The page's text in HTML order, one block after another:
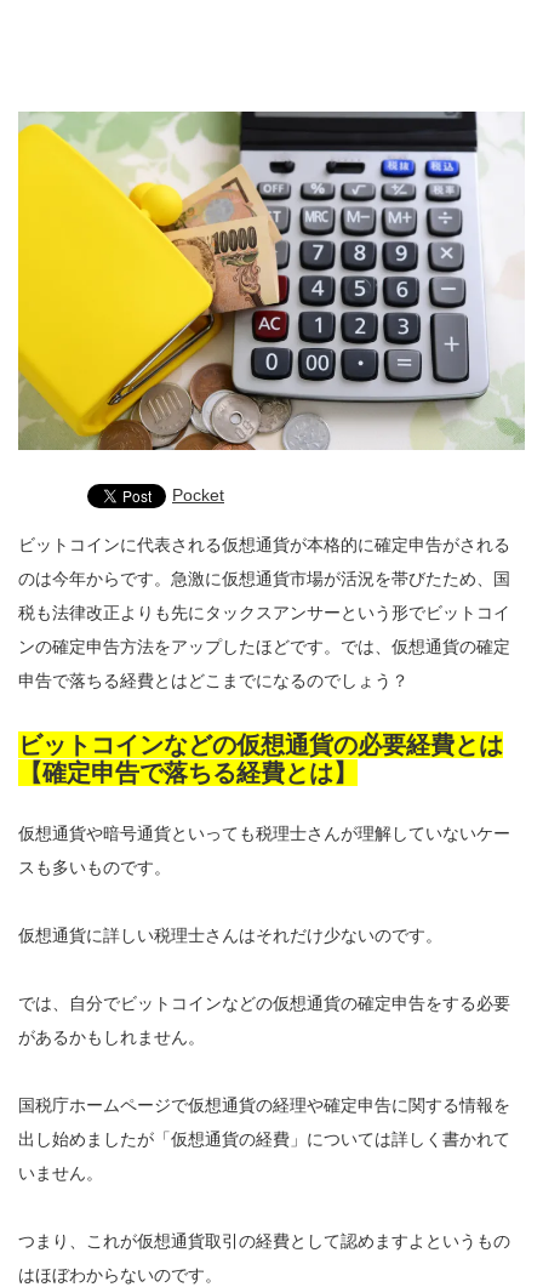
Pocket
ビットコインに代表される仮想通貨が本格的に確定申告がされる
のは今年からです。急激に仮想通貨市場が活況を帯びたため、国
税も法律改正よりも先にタックスアンサーという形でビットコイ
ンの確定申告方法をアップしたほどです。では、仮想通貨の確定
申告で落ちる経費とはどこまでになるのでしょう？
ビットコインなどの仮想通貨の必要経費とは
【確定申告で落ちる経費とは】
仮想通貨や暗号通貨といっても税理士さんが理解していないケー
スも多いものです。
仮想通貨に詳しい税理士さんはそれだけ少ないのです。
では、自分でビットコインなどの仮想通貨の確定申告をする必要
があるかもしれません。
国税庁ホームページで仮想通貨の経理や確定申告に関する情報を
出し始めましたが「仮想通貨の経費」については詳しく書かれて
いません。
つまり、これが仮想通貨取引の経費として認めますよというもの
はほぼわからないのです。